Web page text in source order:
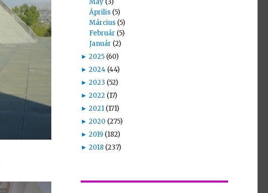
May (3)
Április (5)
Március (5)
Február (5)
Január (2)
► 2025 (60)
► 2024 (44)
► 2023 (52)
► 2022 (17)
► 2021 (171)
► 2020 (275)
► 2019 (182)
► 2018 (237)